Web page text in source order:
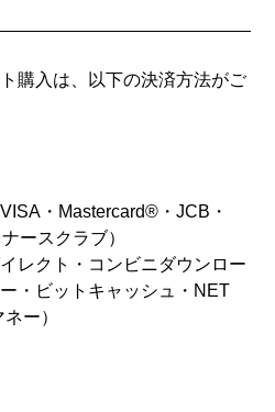
購入は、以下の決済方法がご
・Mastercard®・JCB・
ースクラブ）
レクト・コンビニダウンロー
・ビットキャッシュ・NET
ー）